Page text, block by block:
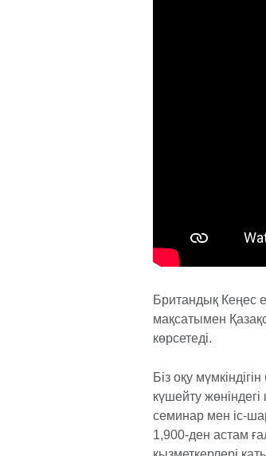
Британдық Кеңес
мақсатымен
көрсетеді.
Біз оқу
күшейту
семинар мен іс-
1,900-ден астам